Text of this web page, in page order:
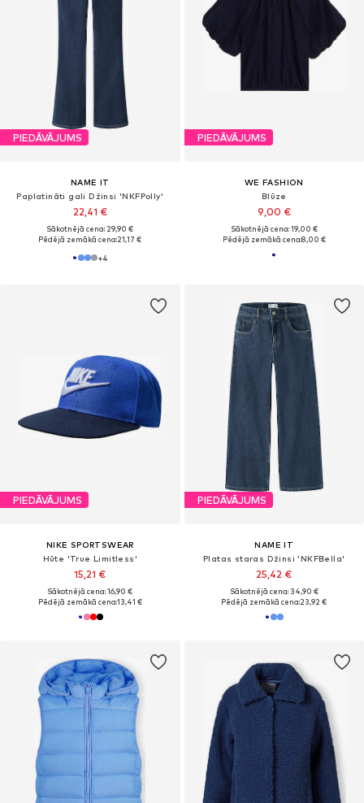
PIEDĀVĀJUMS
NAME IT
Paplatināti gali Džinsi 'NKFPolly'
22,41 €
Sākotnējā cena: 29,90 €
Pēdējā zemākā cena:21,17 €
+4
PIEDĀVĀJUMS
WE FASHION
Blūze
9,00 €
Sākotnējā cena: 19,00 €
Pēdējā zemākā cena:8,00 €
PIEDĀVĀJUMS
NIKE SPORTSWEAR
Hūte 'True Limitless'
15,21 €
Sākotnējā cena: 16,90 €
Pēdējā zemākā cena:13,41 €
PIEDĀVĀJUMS
NAME IT
Platas staras Džinsi 'NKFBella'
25,42 €
Sākotnējā cena: 34,90 €
Pēdējā zemākā cena:23,92 €